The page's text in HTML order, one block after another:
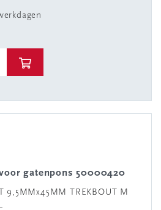
voor gatenpons 50000420
9,5MMx45MM TREKBOUT M